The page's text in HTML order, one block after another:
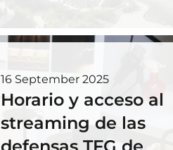
16 September 2025
Horario y acceso al
streaming de las